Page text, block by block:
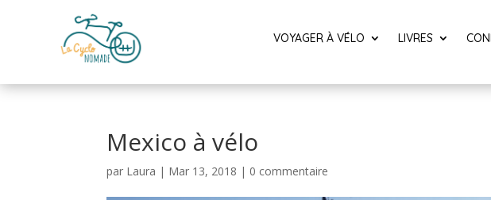
VOYAGER À VÉLO LIVRES
Mexico à vélo
par Laura | Mar 13, 2018 | 0 commentaire